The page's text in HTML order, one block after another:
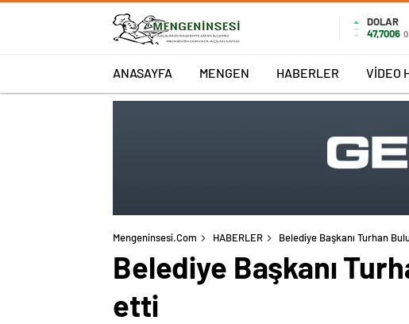
DOLAR
47,7006
ANASAYFA MENGEN HABERLER VİDEO
Mengeninsesi.com HABERLER Belediye Başkanı Turhan
Belediye Başkanı
etti